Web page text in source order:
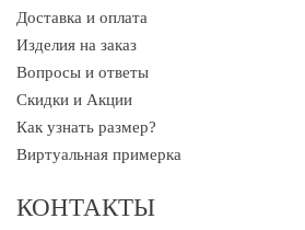
Доставка и оплата
Изделия на заказ
Вопросы и ответы
Скидки и Акции
Как узнать размер?
Виртуальная примерка
КОНТАКТЫ